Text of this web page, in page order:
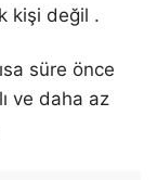
kişi değil .
süre önce
ve daha az